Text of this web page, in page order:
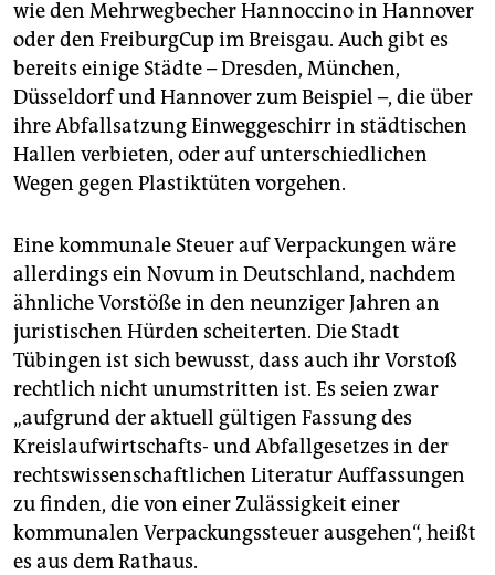
wie den Mehrwegbecher Hannoccino in Hannover
oder den FreiburgCup im Breisgau. Auch gibt es
bereits einige Städte – Dresden, München,
Düsseldorf und Hannover zum Beispiel –, die über
ihre Abfallsatzung Einweggeschirr in städtischen
Hallen verbieten, oder auf unterschiedlichen
Wegen gegen Plastiktüten vorgehen.
Eine kommunale Steuer auf Verpackungen wäre
allerdings ein Novum in Deutschland, nachdem
ähnliche Vorstöße in den neunziger Jahren an
juristischen Hürden scheiterten. Die Stadt
Tübingen ist sich bewusst, dass auch ihr Vorstoß
rechtlich nicht unumstritten ist. Es seien zwar
„aufgrund der aktuell gültigen Fassung des
Kreislaufwirtschafts- und Abfallgesetzes in der
rechtswissenschaftlichen Literatur Auffassungen
zu finden, die von einer Zulässigkeit einer
kommunalen Verpackungssteuer ausgehen“, heißt
es aus dem Rathaus.